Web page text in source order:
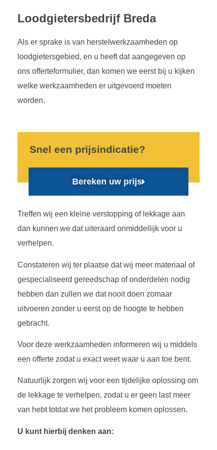
Loodgietersbedrijf Breda
Als er sprake is van herstelwerkzaamheden op
loodgietersgebied, en u heeft dat aangegeven op
ons offerteformulier, dan komen we eerst bij u kijken
welke werkzaamheden er uitgevoerd moeten
worden.
Snel een prijsindicatie?
Bereken uw prijs
Treffen wij een kleine verstopping of lekkage aan
dan kunnen we dat uiteraard onmiddellijk voor u
verhelpen.
Constateren wij ter plaatse dat wij meer materiaal of
gespecialiseerd gereedschap of onderdelen nodig
hebben dan zullen we dat nooit doen zomaar
uitvoeren zonder u eerst op de hoogte te hebben
gebracht.
Voor deze werkzaamheden informeren wij u middels
een offerte zodat u exact weet waar u aan toe bent.
Natuurlijk zorgen wij voor een tijdelijke oplossing om
de lekkage te verhelpen, zodat u er geen last meer
van hebt totdat we het probleem komen oplossen.
U kunt hierbij denken aan: